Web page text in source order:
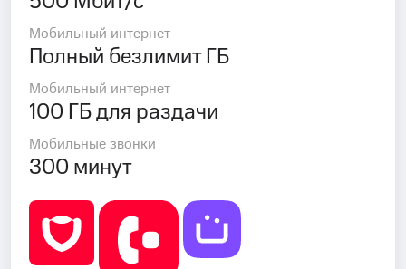
Мобильный интернет
Полный безлимит ГБ
Мобильный интернет
100 ГБ для раздачи
Мобильные звонки
300 минут